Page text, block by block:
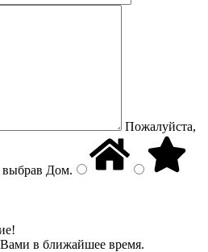
Пожалуйста,
выбрав Дом.
в ближайшее время.